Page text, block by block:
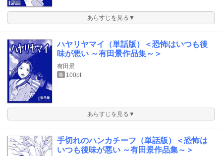
あらすじを見る▼
ハヤリヤマイ（単話版）＜恐怖はいつも後
味が悪い ～有田景作品集～＞
有田景
巻 100pt
あらすじを見る▼
手切れのハンカチーフ（単話版）＜恐怖は
いつも後味が悪い ～有田景作品集～＞